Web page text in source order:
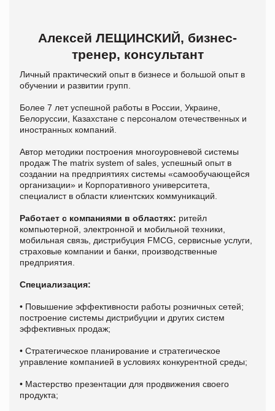
Алексей ЛЕЩИНСКИЙ, бизнес-
тренер, консультант
Личный практический опыт в бизнесе и большой опыт в
обучении и развитии групп.
Более 7 лет успешной работы в России, Украине,
Белоруссии, Казахстане с персоналом отечественных и
иностранных компаний.
Автор методики построения многоуровневой системы
продаж The matrix system of sales, успешный опыт в
создании на предприятиях системы «самообучающейся
организации» и Корпоративного университета,
специалист в области клиентских коммуникаций.
Работает с компаниями в областях: ритейл
компьютерной, электронной и мобильной техники,
мобильная связь, дистрибуция FMCG, сервисные услуги,
страховые компании и банки, производственные
предприятия.
Специализация:
• Повышение эффективности работы розничных сетей;
построение системы дистрибуции и других систем
эффективных продаж;
• Стратегическое планирование и стратегическое
управление компанией в условиях конкурентной среды;
• Мастерство презентации для продвижения своего
продукта;